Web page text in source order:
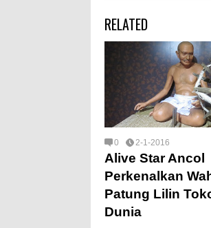
RELATED
0 2-1-2016
Alive Star Ancol
Perkenalkan
Patung Lilin
Dunia